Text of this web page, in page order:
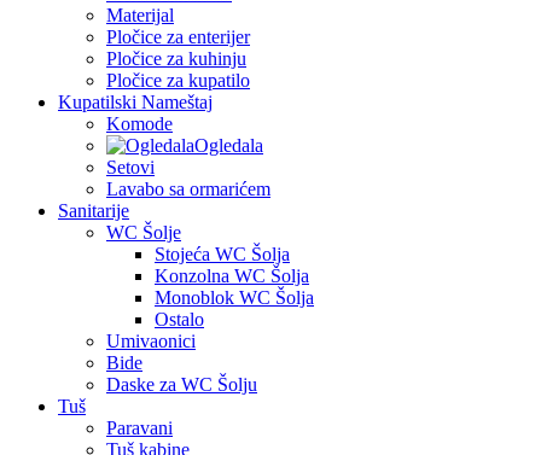
Materijal
Pločice za enterijer
Pločice za kuhinju
Pločice za kupatilo
Kupatilski Nameštaj
Komode
Ogledala
Setovi
Lavabo sa ormarićem
Sanitarije
WC Šolje
Stojeća WC Šolja
Konzolna WC Šolja
Monoblok WC Šolja
Ostalo
Umivaonici
Bide
Daske za WC Šolju
Tuš
Paravani
Tuš kabine